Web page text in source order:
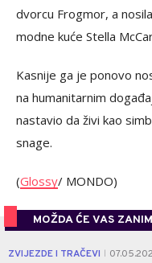
dvorcu Frogmor, a
modne kuće Stella
Kasnije ga je ponovo
na humanitarnim
nastavio da živi kao
snage.
(Glossy/ MONDO)
MOŽDA ĆE VAS
ZVIJEZDE I TRAČEVI